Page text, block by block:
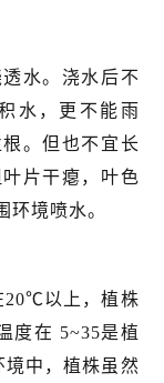
水。浇水后不
水，更不能雨
。但也不宜长
片干瘪，叶色
环境喷水。
20℃以上，植株
度在 5~35是植
中，植株虽然